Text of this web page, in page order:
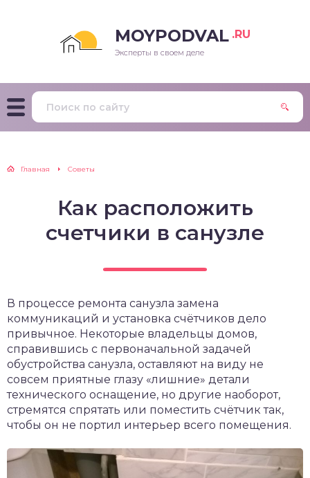
MOYPODVAL .RU
Эксперты в своем деле
Главная Советы
Как расположить
счетчики в санузле
В процессе ремонта санузла замена
коммуникаций и установка счётчиков дело
привычное. Некоторые владельцы домов,
справившись с первоначальной задачей
обустройства санузла, оставляют на виду не
совсем приятные глазу «лишние» детали
технического оснащение, но другие наоборот,
стремятся спрятать или поместить счётчик так,
чтобы он не портил интерьер всего помещения.